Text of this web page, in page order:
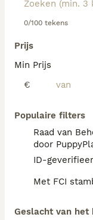
0/100 tekens
Prijs
Min Prijs
€
Populaire filters
Raad van
door
ID-
Met FCI
Geslacht van het